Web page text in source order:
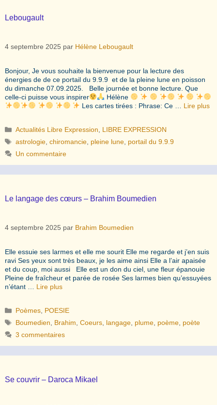
Lebougault
4 septembre 2025 par Hélène Lebougault
Bonjour, Je vous souhaite la bienvenue pour la lecture des
énergies de de ce portail du 9.9.9 et de la pleine lune en poisson
du dimanche 07.09.2025. Belle journée et bonne lecture. Que
celle-ci puisse vous inspirer
Hélène
Les cartes tirées : Phrase: Ce … Lire plus
Catégories
Actualités Libre Expression
LIBRE EXPRESSION
Étiquettes
astrologie ,chiromancie pleine lune portail du 9.9.9
Un commentaire
Le langage des cœurs – Brahim Boumedien
4 septembre 2025 par Brahim Boumedien
Elle essuie ses larmes et elle me sourit Elle me regarde et j’en suis
ravi Ses yeux sont très beaux, je les aime ainsi Elle a l’air apaisée
et du coup, moi aussi Elle est un don du ciel, une fleur épanouie
Pleine de fraîcheur et parée de rosée Ses larmes bien qu’essuyées
n’étant … Lire plus
Catégories
Poèmes POESIE
Étiquettes
Boumedien Brahim ,Coeurs langage plume poème poète
3 commentaires
Se couvrir – Daroca Mikael